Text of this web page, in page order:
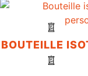
BOUTEILLE